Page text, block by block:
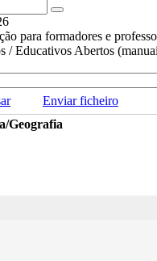
para formadores e
/ Educativos Abertos
Enviar ficheiro
Geografia